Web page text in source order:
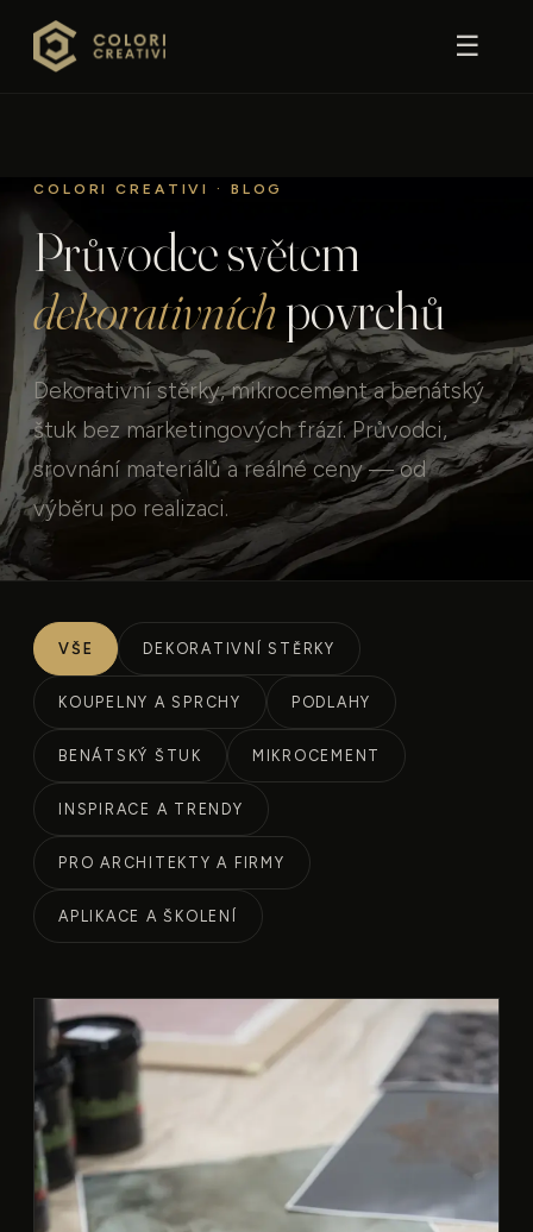
☰
COLORI CREATIVI · BLOG
Průvodce světem
dekorativníchpovrchů
Dekorativní stěrky, mikrocement a benátský
štuk bez marketingových frází. Průvodci,
srovnání materiálů a reálné ceny — od
výběru po realizaci.
VŠE DEKORATIVNÍ STĚRKY
KOUPELNY A SPRCHY PODLAHY
BENÁTSKÝ ŠTUK MIKROCEMENT
INSPIRACE A TRENDY
PRO ARCHITEKTY A FIRMY
APLIKACE A ŠKOLENÍ